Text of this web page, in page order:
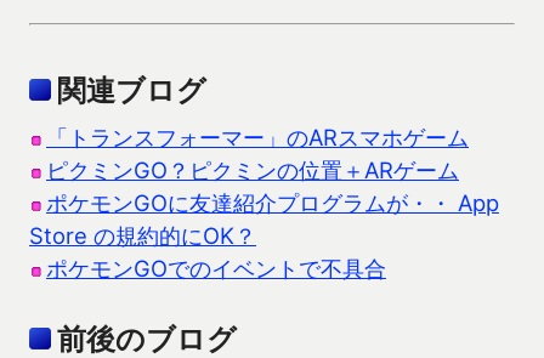
関連ブログ
「トランスフォーマー」のARスマホゲーム
ピクミンGO？ピクミンの位置＋ARゲーム
ポケモンGOに友達紹介プログラムが・・ App
Store の規約的にOK？
ポケモンGOでのイベントで不具合
前後のブログ